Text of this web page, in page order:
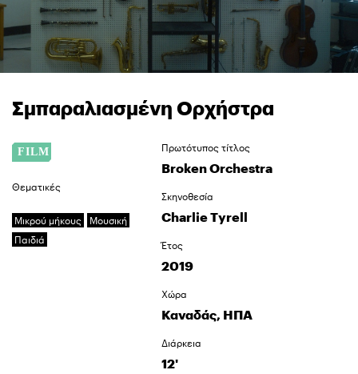
Σμπαραλιασμένη Ορχήστρα
Θεματικές
Μικρού μήκους
Μουσική
Παιδιά
Πρωτότυπος τίτλος
Broken Orchestra
Σκηνοθεσία
Charlie Tyrell
Έτος
2019
Χώρα
Καναδάς, ΗΠΑ
Διάρκεια
12'